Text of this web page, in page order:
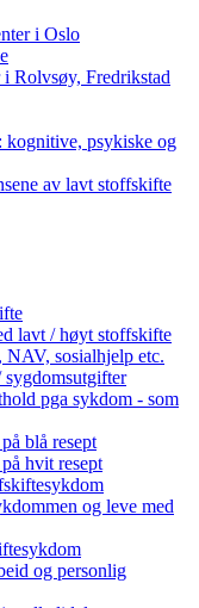
i Oslo
Rolvsøy, Fredrikstad
kognitive, psykiske og
av lavt stoffskifte
lavt / høyt stoffskifte
NAV, sosialhjelp etc.
pga sykdom - som
blå resept
hvit resept
og leve med
og personlig